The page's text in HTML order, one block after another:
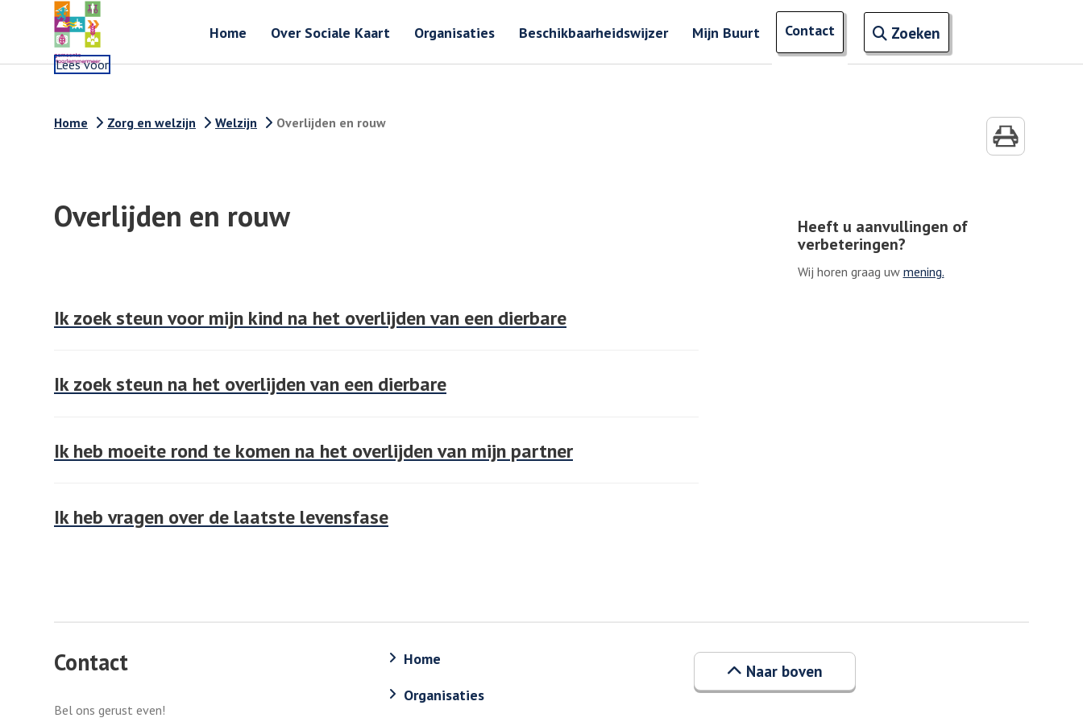
Home Over Sociale Kaart Organisaties Beschikbaarheidswijzer Mijn Buurt Contact ZoekenOpen zoekveld
Lees voor
Zoeken naar ingevoerde termen
Home Zorg en welzijn Welzijn Overlijden en rouw
Overlijden en rouw
Ik zoek steun voor mijn kind na het overlijden van een dierbare
Ik zoek steun na het overlijden van een dierbare
Ik heb moeite rond te komen na het overlijden van mijn partner
Ik heb vragen over de laatste levensfase
Heeft u aanvullingen of
verbeteringen?
Wij horen graag uw mening.
Contact
Bel ons gerust even!
Home
Organisaties
Naar boven